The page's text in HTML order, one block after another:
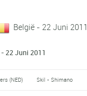
België - 22 Juni 2011
22 Juni 2011
(NED) Skil - Shimano